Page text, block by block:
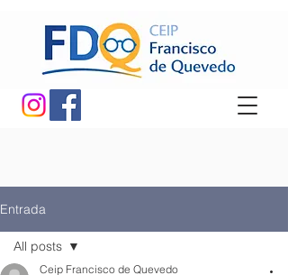
Entrada
All posts
Ceip Francisco de Quevedo